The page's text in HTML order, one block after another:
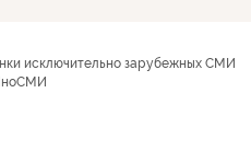
исключительно зарубежных СМИ